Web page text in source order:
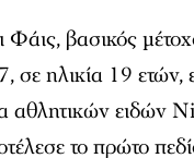
βασικός
σε ηλικία 19
αθλητικών ειδών
το πρώτο